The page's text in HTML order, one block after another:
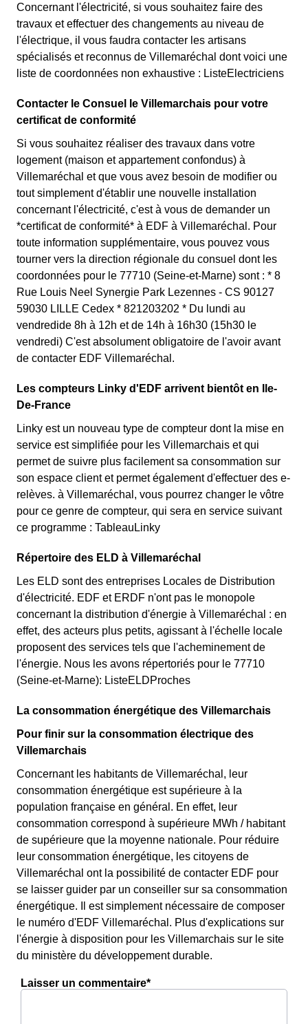
Concernant l'électricité, si vous souhaitez faire des
travaux et effectuer des changements au niveau de
l'électrique, il vous faudra contacter les artisans
spécialisés et reconnus de Villemaréchal dont voici une
liste de coordonnées non exhaustive : ListeElectriciens
Contacter le Consuel le Villemarchais pour votre
certificat de conformité
Si vous souhaitez réaliser des travaux dans votre
logement (maison et appartement confondus) à
Villemaréchal et que vous avez besoin de modifier ou
tout simplement d'établir une nouvelle installation
concernant l'électricité, c'est à vous de demander un
*certificat de conformité* à EDF à Villemaréchal. Pour
toute information supplémentaire, vous pouvez vous
tourner vers la direction régionale du consuel dont les
coordonnées pour le 77710 (Seine-et-Marne) sont : * 8
Rue Louis Neel Synergie Park Lezennes - CS 90127
59030 LILLE Cedex * 821203202 * Du lundi au
vendredide 8h à 12h et de 14h à 16h30 (15h30 le
vendredi) C'est absolument obligatoire de l'avoir avant
de contacter EDF Villemaréchal.
Les compteurs Linky d'EDF arrivent bientôt en Ile-
De-France
Linky est un nouveau type de compteur dont la mise en
service est simplifiée pour les Villemarchais et qui
permet de suivre plus facilement sa consommation sur
son espace client et permet également d'effectuer des e-
relèves. à Villemaréchal, vous pourrez changer le vôtre
pour ce genre de compteur, qui sera en service suivant
ce programme : TableauLinky
Répertoire des ELD à Villemaréchal
Les ELD sont des entreprises Locales de Distribution
d'électricité. EDF et ERDF n'ont pas le monopole
concernant la distribution d'énergie à Villemaréchal : en
effet, des acteurs plus petits, agissant à l'échelle locale
proposent des services tels que l'acheminement de
l'énergie. Nous les avons répertoriés pour le 77710
(Seine-et-Marne): ListeELDProches
La consommation énergétique des Villemarchais
Pour finir sur la consommation électrique des
Villemarchais
Concernant les habitants de Villemaréchal, leur
consommation énergétique est supérieure à la
population française en général. En effet, leur
consommation correspond à supérieure MWh / habitant
de supérieure que la moyenne nationale. Pour réduire
leur consommation énergétique, les citoyens de
Villemaréchal ont la possibilité de contacter EDF pour
se laisser guider par un conseiller sur sa consommation
énergétique. Il est simplement nécessaire de composer
le numéro d'EDF Villemaréchal. Plus d'explications sur
l'énergie à disposition pour les Villemarchais sur le site
du ministère du développement durable.
Laisser un commentaire*